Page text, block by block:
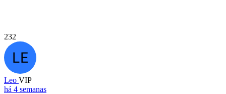
232
Leo VIP
há 4 semanas